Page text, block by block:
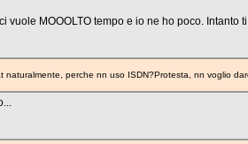
MOOOLTO tempo e io ne ho poco.
perche nn uso ISDN?Protesta, nn voglio